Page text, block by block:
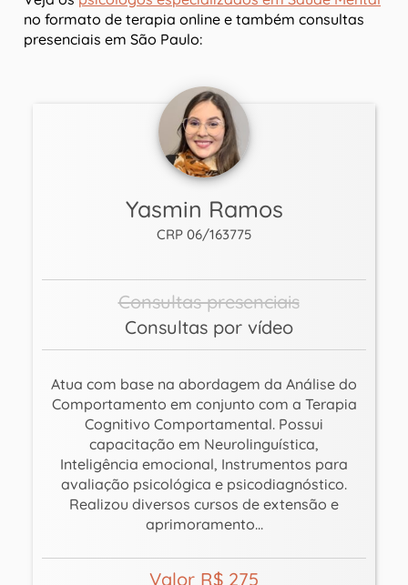
no formato de terapia online e também consultas
presenciais em São Paulo:
Yasmin Ramos
CRP 06/163775
Consultas presenciais
Consultas por vídeo
Atua com base na abordagem da Análise do
Comportamento em conjunto com a Terapia
Cognitivo Comportamental. Possui
capacitação em Neurolinguística,
Inteligência emocional, Instrumentos para
avaliação psicológica e psicodiagnóstico.
Realizou diversos cursos de extensão e
aprimoramento...
Valor R$ 275